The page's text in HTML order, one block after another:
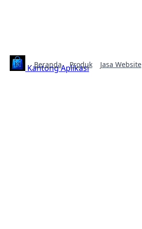
Kantong Aplikasi
Beranda Produk Jasa Website